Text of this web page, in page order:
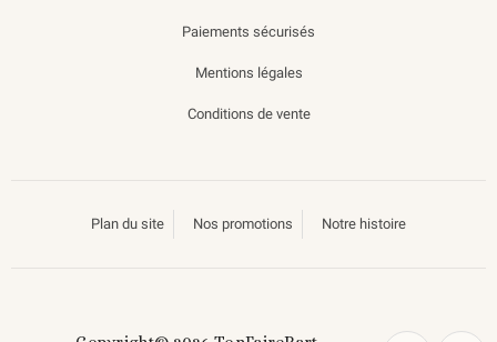
Paiements sécurisés
Mentions légales
Conditions de vente
Plan du site Nos promotions Notre histoire